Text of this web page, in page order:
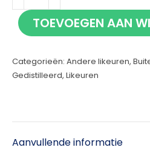
Napoléon
70cl TOEVOEGEN AAN
Categorieën: Andere likeuren,
Gedistilleerd, Likeuren
Aanvullende informatie